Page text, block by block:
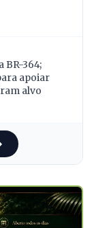
BR-364;
apoiar
alvo